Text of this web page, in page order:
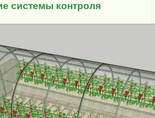
системы контроля